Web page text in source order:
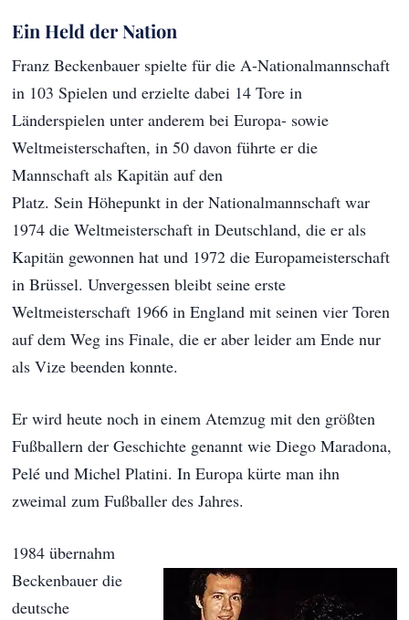
Ein Held der Nation
Franz Beckenbauer spielte für die A-Nationalmannschaft
in 103 Spielen und erzielte dabei 14 Tore in
Länderspielen unter anderem bei Europa- sowie
Weltmeisterschaften, in 50 davon führte er die
Mannschaft als Kapitän auf den
Platz. Sein Höhepunkt in der Nationalmannschaft war
1974 die Weltmeisterschaft in Deutschland, die er als
Kapitän gewonnen hat und 1972 die Europameisterschaft
in Brüssel. Unvergessen bleibt seine erste
Weltmeisterschaft 1966 in England mit seinen vier Toren
auf dem Weg ins Finale, die er aber leider am Ende nur
als Vize beenden konnte.
Er wird heute noch in einem Atemzug mit den größten
Fußballern der Geschichte genannt wie Diego Maradona,
Pelé und Michel Platini. In Europa kürte man ihn
zweimal zum Fußballer des Jahres.
1984 übernahm
Beckenbauer die
deutsche